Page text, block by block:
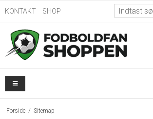
KONTAKT SHOP
Forside / Sitemap